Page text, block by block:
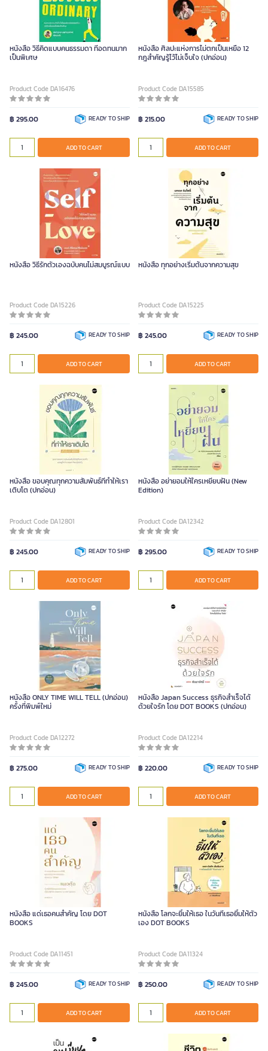
หนังสือ วิธีคิดแบบคนธรรมดา ที่อดทนมาก
เป็นพิเศษ
Product Code DA16476
฿ 295.00 READY TO SHIP
ADD TO CART
หนังสือ ศิลปะแห่งการไม่ตกเป็นเหยื่อ 12
กฎสำคัญรู้ไว้ไม่เจ็บใจ (ปกอ่อน)
Product Code DA15585
฿ 215.00 READY TO SHIP
ADD TO CART
หนังสือ วิธีรักตัวเองฉบับคนไม่สมบูรณ์แบบ
Product Code DA15226
฿ 245.00 READY TO SHIP
ADD TO CART
หนังสือ ทุกอย่างเริ่มต้นจากความสุข
Product Code DA15225
฿ 245.00 READY TO SHIP
ADD TO CART
หนังสือ ขอบคุณทุกความสัมพันธ์ที่ทำให้เรา
เติบโต (ปกอ่อน)
Product Code DA12801
฿ 245.00 READY TO SHIP
ADD TO CART
หนังสือ อย่ายอมให้ใครเหยียบฝัน (New
Edition)
Product Code DA12342
฿ 295.00 READY TO SHIP
ADD TO CART
หนังสือ ONLY TIME WILL TELL (ปกอ่อน)
ครั้งที่พิมพ์ใหม่
Product Code DA12272
฿ 275.00 READY TO SHIP
ADD TO CART
หนังสือ Japan Success ธุรกิจสำเร็จได้
ด้วยใจรัก โดย DOT BOOKS (ปกอ่อน)
Product Code DA12214
฿ 220.00 READY TO SHIP
ADD TO CART
หนังสือ แด่เธอคนสำคัญ โดย DOT
BOOKS
Product Code DA11451
฿ 245.00 READY TO SHIP
ADD TO CART
หนังสือ โลกจะยิ้มให้เธอ ในวันที่เธอยิ้มให้ตัว
เอง DOT BOOKS
Product Code DA11324
฿ 250.00 READY TO SHIP
ADD TO CART